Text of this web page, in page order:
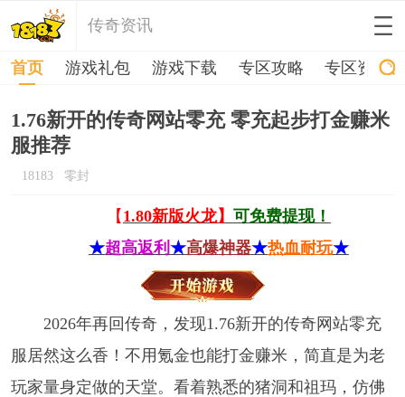
传奇资讯
首页 游戏礼包 游戏下载 专区攻略 专区资讯
1.76新开的传奇网站零充 零充起步打金赚米
服推荐
18183 零封
【 1.80新版火龙】 可免费提现！
★超高返利 ★高爆神器★热血耐玩★
2026年再回传奇，发现1.76新开的传奇网站零充
服居然这么香！不用氪金也能打金赚米，简直是为老
玩家量身定做的天堂。看着熟悉的猪洞和祖玛，仿佛